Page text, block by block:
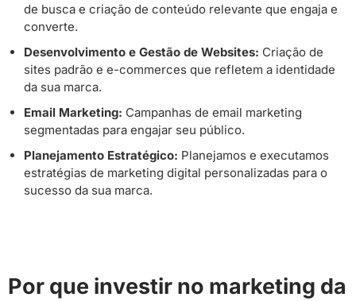
de busca e criação de conteúdo relevante que engaja e
converte.
Desenvolvimento e Gestão de Websites: Criação de
sites padrão e e-commerces que refletem a identidade
da sua marca.
Email Marketing: Campanhas de email marketing
segmentadas para engajar seu público.
Planejamento Estratégico: Planejamos e executamos
estratégias de marketing digital personalizadas para o
sucesso da sua marca.
Por que investir no marketing da